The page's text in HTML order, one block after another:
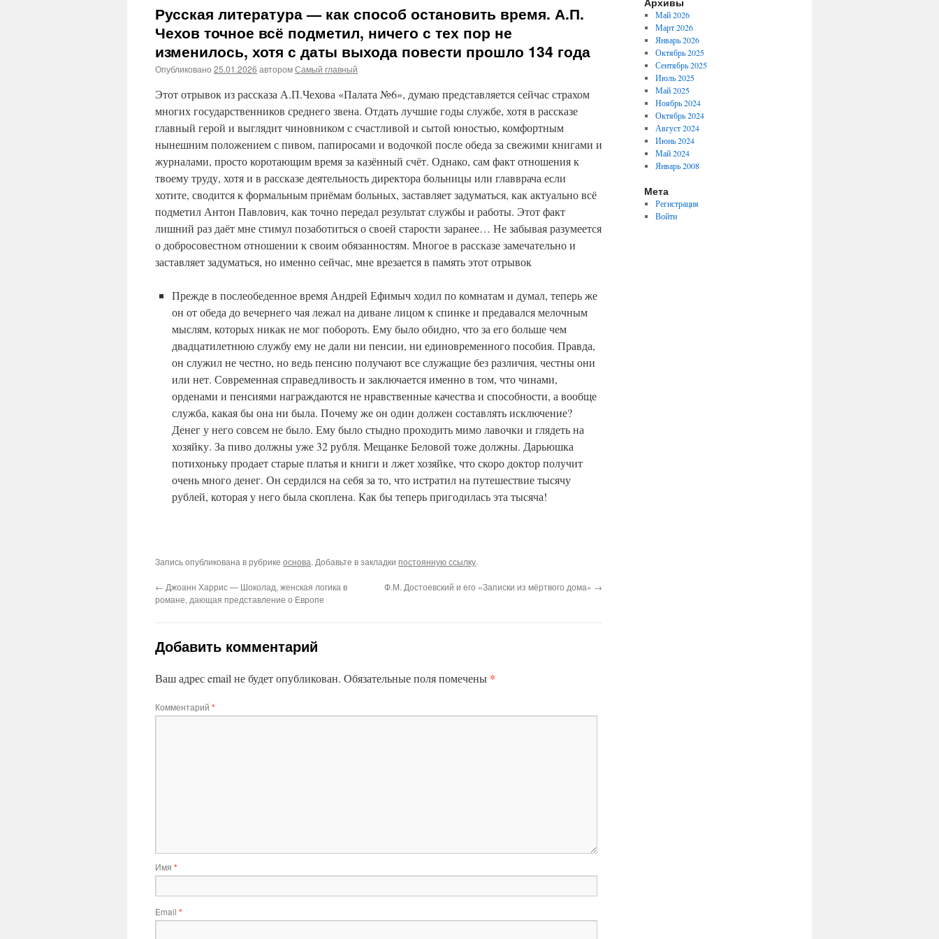
Русская литература — как способ остановить время. А.П.
Чехов точное всё подметил, ничего с тех пор не
изменилось, хотя с даты выхода повести прошло 134 года
Опубликовано 25.01.2026 авторомСамый главный
Этот отрывок из рассказа А.П.Чехова «Палата №6», думаю представляется сейчас страхом
многих государственников среднего звена. Отдать лучшие годы службе, хотя в рассказе
главный герой и выглядит чиновником с счастливой и сытой юностью, комфортным
нынешним положением с пивом, папиросами и водочкой после обеда за свежими книгами и
журналами, просто коротающим время за казённый счёт. Однако, сам факт отношения к
твоему труду, хотя и в рассказе деятельность директора больницы или главврача если
хотите, сводится к формальным приёмам больных, заставляет задуматься, как актуально всё
подметил Антон Павлович, как точно передал результат службы и работы. Этот факт
лишний раз даёт мне стимул позаботиться о своей старости заранее… Не забывая разумеется
о добросовестном отношении к своим обязанностям. Многое в рассказе замечательно и
заставляет задуматься, но именно сейчас, мне врезается в память этот отрывок
Прежде в послеобеденное время Андрей Ефимыч ходил по комнатам и думал, теперь же
он от обеда до вечернего чая лежал на диване лицом к спинке и предавался мелочным
мыслям, которых никак не мог побороть. Ему было обидно, что за его больше чем
двадцатилетнюю службу ему не дали ни пенсии, ни единовременного пособия. Правда,
он служил не честно, но ведь пенсию получают все служащие без различия, честны они
или нет. Современная справедливость и заключается именно в том, что чинами,
орденами и пенсиями награждаются не нравственные качества и способности, а вообще
служба, какая бы она ни была. Почему же он один должен составлять исключение?
Денег у него совсем не было. Ему было стыдно проходить мимо лавочки и глядеть на
хозяйку. За пиво должны уже 32 рубля. Мещанке Беловой тоже должны. Дарьюшка
потихоньку продает старые платья и книги и лжет хозяйке, что скоро доктор получит
очень много денег. Он сердился на себя за то, что истратил на путешествие тысячу
рублей, которая у него была скоплена. Как бы теперь пригодилась эта тысяча!
Запись опубликована в рубрике основа. Добавьте в закладки постоянную ссылку.
← Джоанн Харрис — Шоколад, женская логика в
романе, дающая представление о Европе
Ф.М. Достоевский и его «Записки из мёртвого дома» →
Добавить комментарий
Ваш адрес email не будет опубликован. Обязательные поля помечены *
Комментарий *
Имя *
Email *
Май 2026
Март 2026
Январь 2026
Октябрь 2025
Сентябрь 2025
Июль 2025
Май 2025
Ноябрь 2024
Октябрь 2024
Август 2024
Июнь 2024
Май 2024
Январь 2008
Мета
Регистрация
Войти